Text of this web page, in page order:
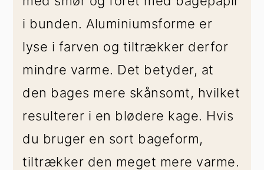
i bunden. Aluminiumsforme er
lyse i farven og tiltrækker derfor
mindre varme. Det betyder, at
den bages mere skånsomt, hvilket
resulterer i en blødere kage. Hvis
du bruger en sort bageform,
tiltrækker den meget mere varme.